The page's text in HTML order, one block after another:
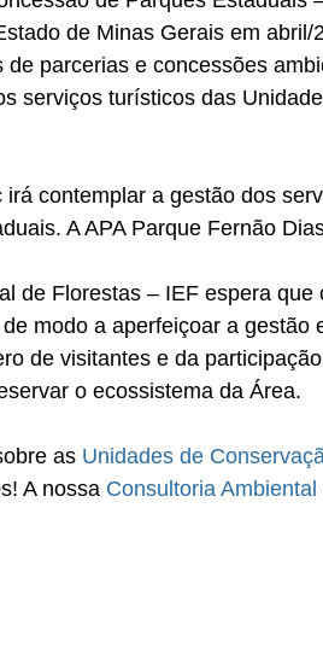
de Minas Gerais em
de parcerias e concessões
serviços turísticos das
irá contemplar a gestão dos
A APA Parque Fernão
de Florestas – IEF espera
modo a aperfeiçoar a gestão
de visitantes e da
o ecossistema da Área.
as Unidades de
A nossa Consultoria Ambiental